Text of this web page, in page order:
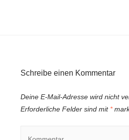
Schreibe einen Kommentar
Deine E-Mail-Adresse wird nicht
Erforderliche Felder sind mit *